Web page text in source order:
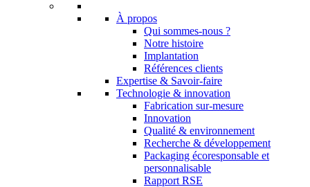
À propos
Qui sommes-nous ?
Notre histoire
Implantation
Références clients
Expertise & Savoir-faire
Technologie & innovation
Fabrication sur-mesure
Innovation
Qualité & environnement
Recherche & développement
Packaging écoresponsable et
personnalisable
Rapport RSE